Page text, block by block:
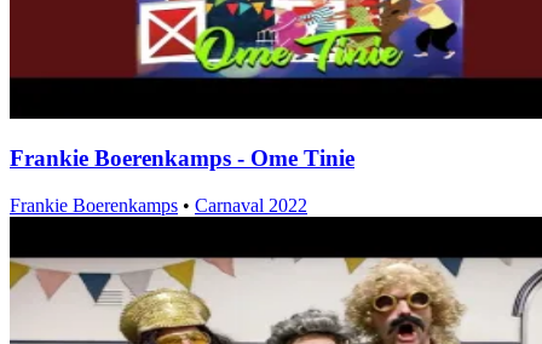
Frankie Boerenkamps - Ome Tinie
Frankie Boerenkamps • Carnaval 2022